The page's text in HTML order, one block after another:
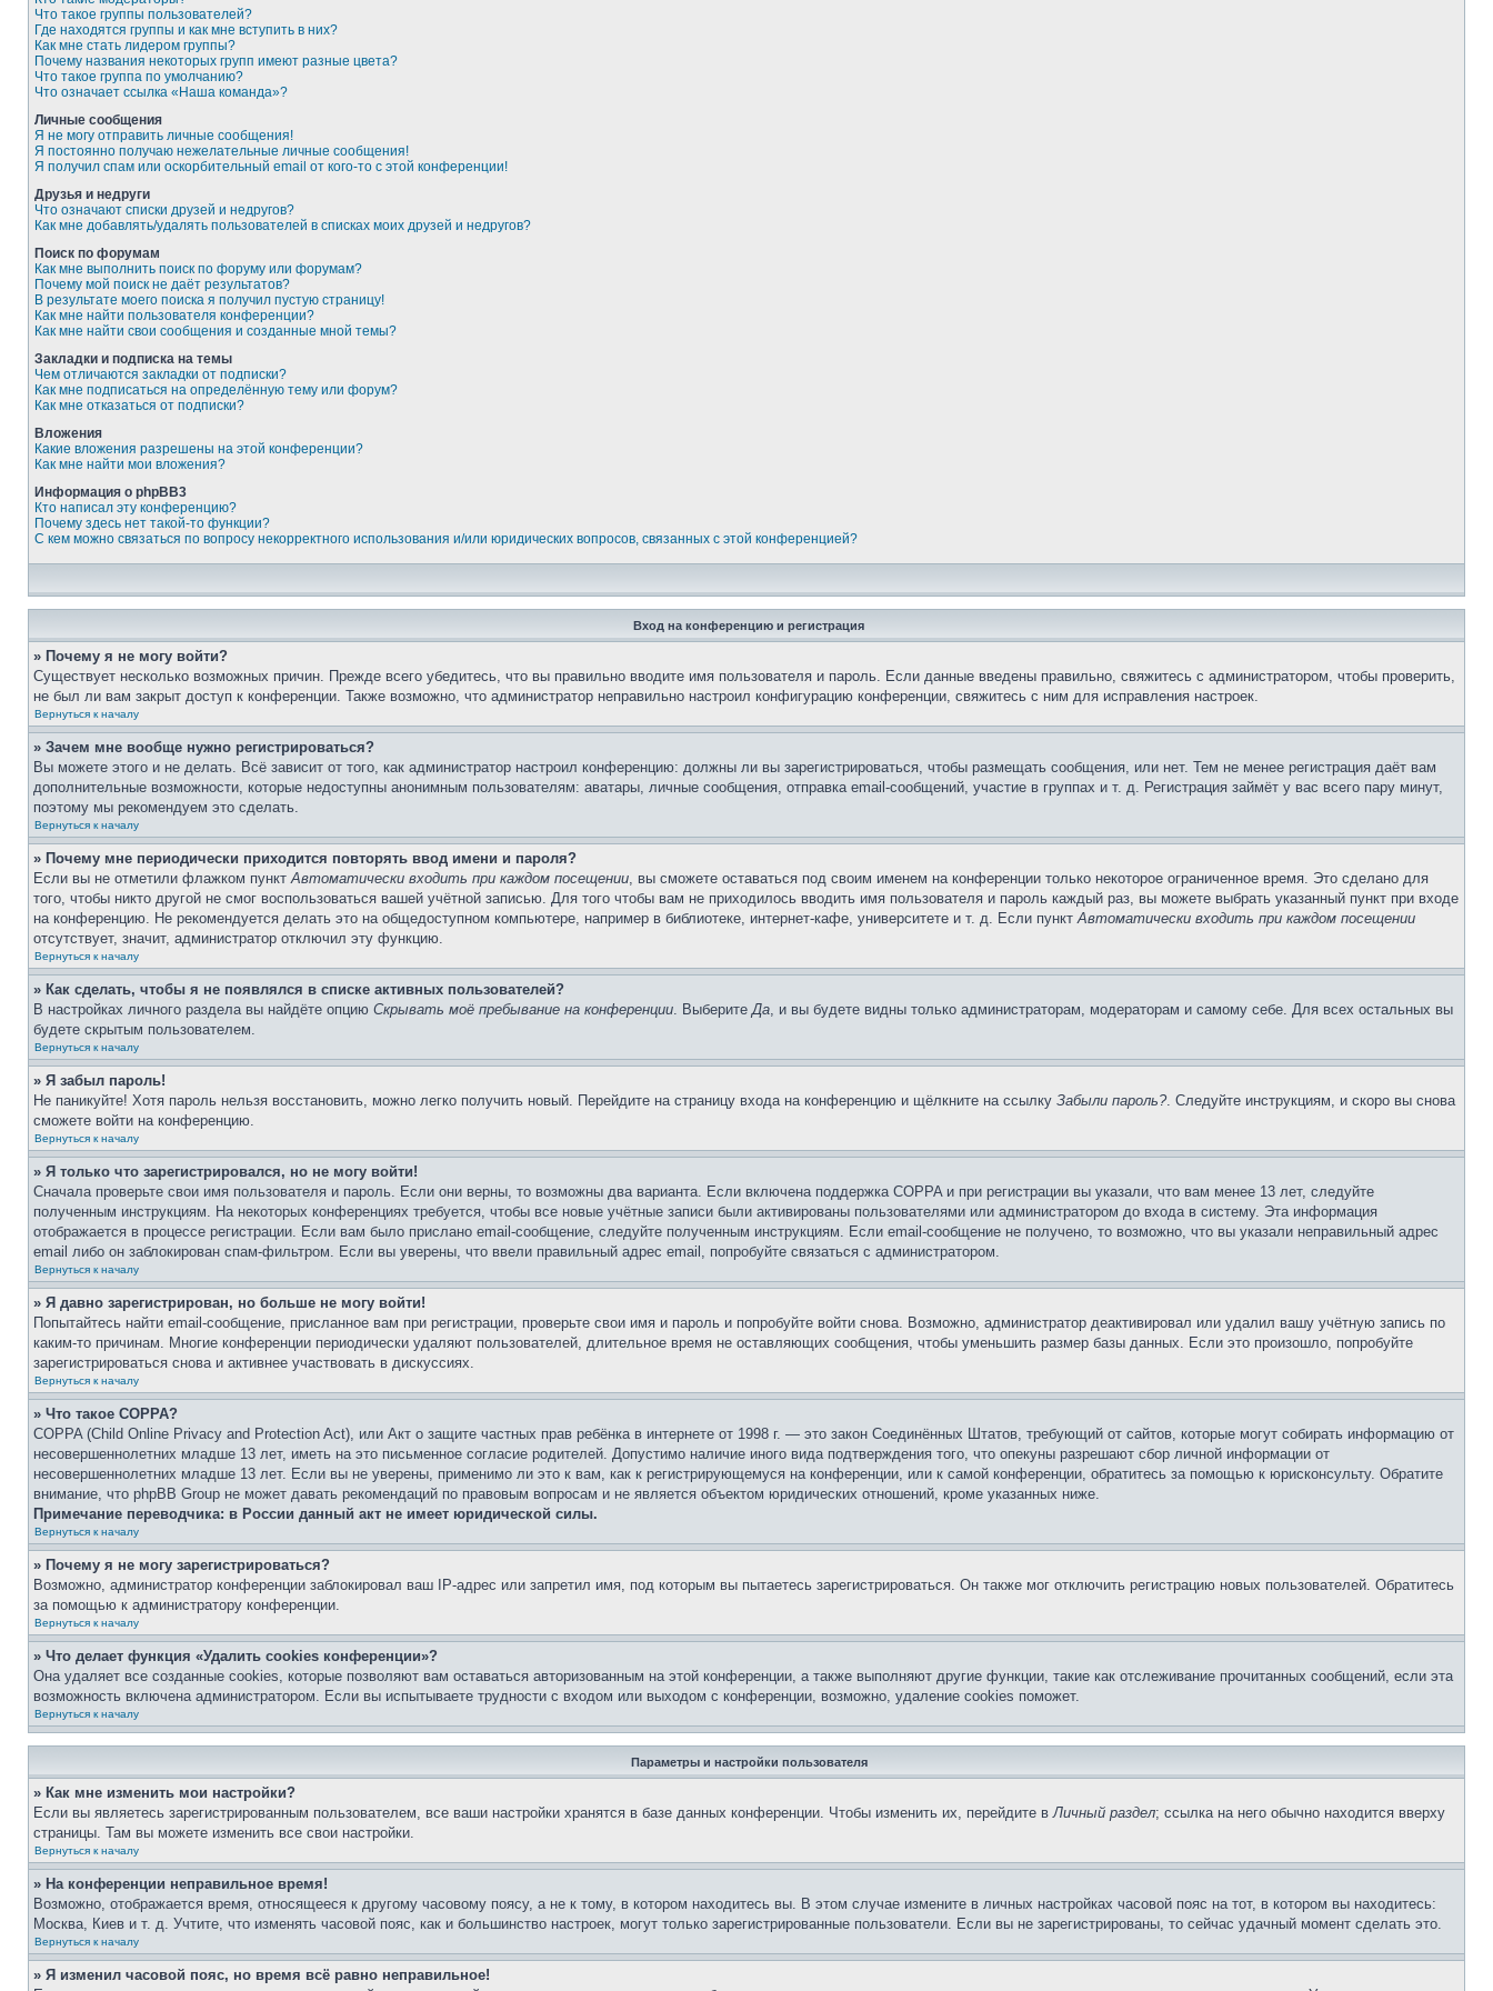
Что такое группы пользователей?
Где находятся группы и как мне вступить в них?
Как мне стать лидером группы?
Почему названия некоторых групп имеют разные цвета?
Что такое группа по умолчанию?
Что означает ссылка «Наша команда»?
Личные сообщения
Я не могу отправить личные сообщения!
Я постоянно получаю нежелательные личные сообщения!
Я получил спам или оскорбительный email от кого-то с этой конференции!
Друзья и недруги
Что означают списки друзей и недругов?
Как мне добавлять/удалять пользователей в списках моих друзей и недругов?
Поиск по форумам
Как мне выполнить поиск по форуму или форумам?
Почему мой поиск не даёт результатов?
В результате моего поиска я получил пустую страницу!
Как мне найти пользователя конференции?
Как мне найти свои сообщения и созданные мной темы?
Закладки и подписка на темы
Чем отличаются закладки от подписки?
Как мне подписаться на определённую тему или форум?
Как мне отказаться от подписки?
Вложения
Какие вложения разрешены на этой конференции?
Как мне найти мои вложения?
Информация о phpBB3
Кто написал эту конференцию?
Почему здесь нет такой-то функции?
С кем можно связаться по вопросу некорректного использования и/или юридических вопросов, связанных с этой конференцией?
Вход на конференцию и регистрация
» Почему я не могу войти?
Существует несколько возможных причин. Прежде всего убедитесь, что вы правильно вводите имя пользователя и пароль. Если данные введены правильно, свяжитесь с администратором, чтобы проверить,
не был ли вам закрыт доступ к конференции. Также возможно, что администратор неправильно настроил конфигурацию конференции, свяжитесь с ним для исправления настроек.
Вернуться к началу
» Зачем мне вообще нужно регистрироваться?
Вы можете этого и не делать. Всё зависит от того, как администратор настроил конференцию: должны ли вы зарегистрироваться, чтобы размещать сообщения, или нет. Тем не менее регистрация даёт вам
дополнительные возможности, которые недоступны анонимным пользователям: аватары, личные сообщения, отправка email-сообщений, участие в группах и т. д. Регистрация займёт у вас всего пару минут,
поэтому мы рекомендуем это сделать.
Вернуться к началу
» Почему мне периодически приходится повторять ввод имени и пароля?
Если вы не отметили флажком пунктАвтоматически входить при каждом посещении, вы сможете оставаться под своим именем на конференции только некоторое ограниченное время. Это сделано для
того, чтобы никто другой не смог воспользоваться вашей учётной записью. Для того чтобы вам не приходилось вводить имя пользователя и пароль каждый раз, вы можете выбрать указанный пункт при входе
на конференцию. Не рекомендуется делать это на общедоступном компьютере, например в библиотеке, интернет-кафе, университете и т. д. Если пунктАвтоматически входить при каждом посещении
отсутствует, значит, администратор отключил эту функцию.
Вернуться к началу
» Как сделать, чтобы я не появлялся в списке активных пользователей?
В настройках личного раздела вы найдёте опцию Скрывать моё пребывание на конференции. ВыберитеДа, и вы будете видны только администраторам, модераторам и самому себе. Для всех остальных вы
будете скрытым пользователем.
Вернуться к началу
» Я забыл пароль!
Не паникуйте! Хотя пароль нельзя восстановить, можно легко получить новый. Перейдите на страницу входа на конференцию и щёлкните на ссылку Забыли пароль?. Следуйте инструкциям, и скоро вы снова
сможете войти на конференцию.
Вернуться к началу
» Я только что зарегистрировался, но не могу войти!
Сначала проверьте свои имя пользователя и пароль. Если они верны, то возможны два варианта. Если включена поддержка COPPA и при регистрации вы указали, что вам менее 13 лет, следуйте
полученным инструкциям. На некоторых конференциях требуется, чтобы все новые учётные записи были активированы пользователями или администратором до входа в систему. Эта информация
отображается в процессе регистрации. Если вам было прислано email-сообщение, следуйте полученным инструкциям. Если email-сообщение не получено, то возможно, что вы указали неправильный адрес
email либо он заблокирован спам-фильтром. Если вы уверены, что ввели правильный адрес email, попробуйте связаться с администратором.
Вернуться к началу
» Я давно зарегистрирован, но больше не могу войти!
Попытайтесь найти email-сообщение, присланное вам при регистрации, проверьте свои имя и пароль и попробуйте войти снова. Возможно, администратор деактивировал или удалил вашу учётную запись по
каким-то причинам. Многие конференции периодически удаляют пользователей, длительное время не оставляющих сообщения, чтобы уменьшить размер базы данных. Если это произошло, попробуйте
зарегистрироваться снова и активнее участвовать в дискуссиях.
Вернуться к началу
» Что такое COPPA?
COPPA (Child Online Privacy and Protection Act), или Акт о защите частных прав ребёнка в интернете от 1998 г. — это закон Соединённых Штатов, требующий от сайтов, которые могут собирать информацию от
несовершеннолетних младше 13 лет, иметь на это письменное согласие родителей. Допустимо наличие иного вида подтверждения того, что опекуны разрешают сбор личной информации от
несовершеннолетних младше 13 лет. Если вы не уверены, применимо ли это к вам, как к регистрирующемуся на конференции, или к самой конференции, обратитесь за помощью к юрисконсульту. Обратите
внимание, что phpBB Group не может давать рекомендаций по правовым вопросам и не является объектом юридических отношений, кроме указанных ниже.
Примечание переводчика: в России данный акт не имеет юридической силы.
Вернуться к началу
» Почему я не могу зарегистрироваться?
Возможно, администратор конференции заблокировал ваш IP-адрес или запретил имя, под которым вы пытаетесь зарегистрироваться. Он также мог отключить регистрацию новых пользователей. Обратитесь
за помощью к администратору конференции.
Вернуться к началу
» Что делает функция «Удалить cookies конференции»?
Она удаляет все созданные cookies, которые позволяют вам оставаться авторизованным на этой конференции, а также выполняют другие функции, такие как отслеживание прочитанных сообщений, если эта
возможность включена администратором. Если вы испытываете трудности с входом или выходом с конференции, возможно, удаление cookies поможет.
Вернуться к началу
Параметры и настройки пользователя
» Как мне изменить мои настройки?
Если вы являетесь зарегистрированным пользователем, все ваши настройки хранятся в базе данных конференции. Чтобы изменить их, перейдите вЛичный раздел; ссылка на него обычно находится вверху
страницы. Там вы можете изменить все свои настройки.
Вернуться к началу
» На конференции неправильное время!
Возможно, отображается время, относящееся к другому часовому поясу, а не к тому, в котором находитесь вы. В этом случае измените в личных настройках часовой пояс на тот, в котором вы находитесь:
Москва, Киев и т. д. Учтите, что изменять часовой пояс, как и большинство настроек, могут только зарегистрированные пользователи. Если вы не зарегистрированы, то сейчас удачный момент сделать это.
Вернуться к началу
» Я изменил часовой пояс, но время всё равно неправильное!